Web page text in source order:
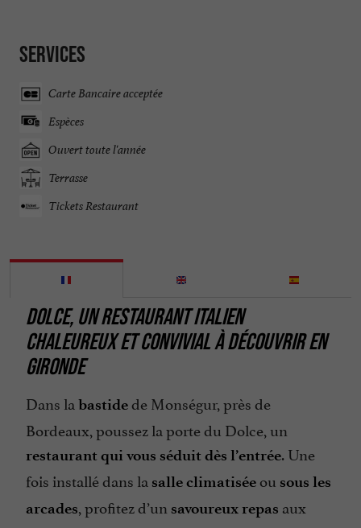
Services
Carte Bancaire acceptée
Espèces
Ouvert toute l'année
Terrasse
Tickets Restaurant
DOLCE, UN RESTAURANT ITALIEN
CHALEUREUX ET CONVIVIAL À DÉCOUVRIR EN
GIRONDE
Dans la bastidede Monségur, près de
Bordeaux, poussez la porte du Dolce, un
restaurant qui vous séduit dès l’entrée. Une
fois installé dans la salle climatisée ou sous les
arcades, profitez d’un savoureux repas aux